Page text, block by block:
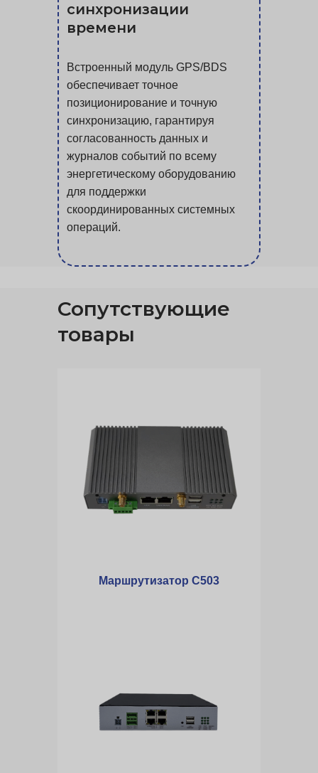
синхронизации
времени
Встроенный модуль GPS/BDS
обеспечивает точное
позиционирование и точную
синхронизацию, гарантируя
согласованность данных и
журналов событий по всему
энергетическому оборудованию
для поддержки
скоординированных системных
операций.
Сопутствующие
товары
Маршрутизатор C503